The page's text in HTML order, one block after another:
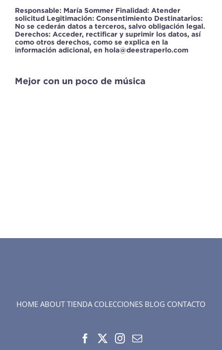
Responsable: María Sommer Finalidad: Atender
solicitud Legitimación: Consentimiento Destinatarios:
No se cederán datos a terceros, salvo obligación legal.
Derechos: Acceder, rectificar y suprimir los datos, así
como otros derechos, como se explica en la
información adicional, en hola@deestraperlo.com
Mejor con un poco de música
HOME ABOUT TIENDA COLECCIONES BLOG CONTACTO